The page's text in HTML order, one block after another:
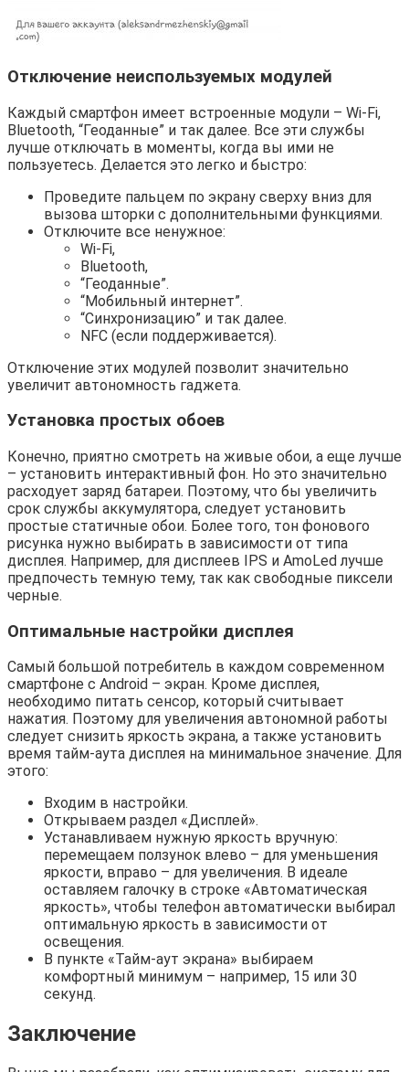
Отключение неиспользуемых модулей
Каждый смартфон имеет встроенные модули – Wi-Fi,
Bluetooth, “Геоданные” и так далее. Все эти службы
лучше отключать в моменты, когда вы ими не
пользуетесь. Делается это легко и быстро:
Проведите пальцем по экрану сверху вниз для
вызова шторки с дополнительными функциями.
Отключите все ненужное:
Wi-Fi,
Bluetooth,
“Геоданные”.
“Мобильный интернет”.
“Синхронизацию” и так далее.
NFC (если поддерживается).
Отключение этих модулей позволит значительно
увеличит автономность гаджета.
Установка простых обоев
Конечно, приятно смотреть на живые обои, а еще лучше
– установить интерактивный фон. Но это значительно
расходует заряд батареи. Поэтому, что бы увеличить
срок службы аккумулятора, следует установить
простые статичные обои. Более того, тон фонового
рисунка нужно выбирать в зависимости от типа
дисплея. Например, для дисплеев IPS и AmoLed лучше
предпочесть темную тему, так как свободные пиксели
черные.
Оптимальные настройки дисплея
Самый большой потребитель в каждом современном
смартфоне с Android – экран. Кроме дисплея,
необходимо питать сенсор, который считывает
нажатия. Поэтому для увеличения автономной работы
следует снизить яркость экрана, а также установить
время тайм-аута дисплея на минимальное значение. Для
этого:
Входим в настройки.
Открываем раздел «Дисплей».
Устанавливаем нужную яркость вручную:
перемещаем ползунок влево – для уменьшения
яркости, вправо – для увеличения. В идеале
оставляем галочку в строке «Автоматическая
яркость», чтобы телефон автоматически выбирал
оптимальную яркость в зависимости от
освещения.
В пункте «Тайм-аут экрана» выбираем
комфортный минимум – например, 15 или 30
секунд.
Заключение